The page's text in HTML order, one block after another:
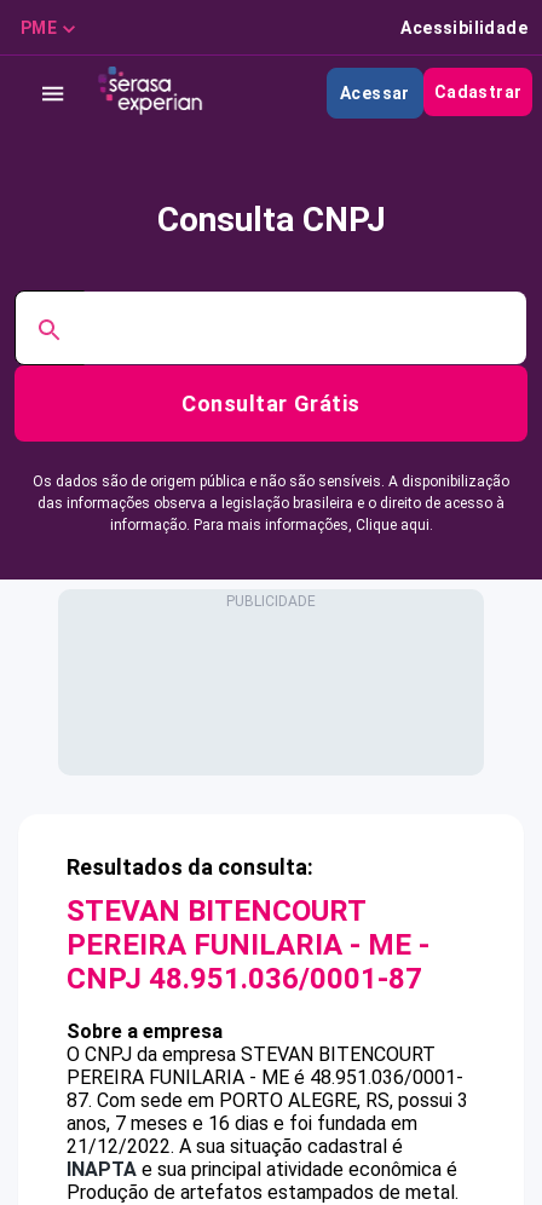
PME Acessibilidade
Acessar Cadastrar
Consulta CNPJ
Consultar Grátis
Os dados são de origem pública e não são sensíveis. A disponibilização
das informações observa a legislação brasileira e o direito de acesso à
informação. Para mais informações, Clique aqui.
Resultados da consulta:
STEVAN BITENCOURT
PEREIRA FUNILARIA - ME -
CNPJ 48.951.036/0001-87
Sobre a empresa
O CNPJ da empresa STEVAN BITENCOURT
PEREIRA FUNILARIA - ME é 48.951.036/0001-
87. Com sede em PORTO ALEGRE, RS, possui 3
anos, 7 meses e 16 dias e foi fundada em
21/12/2022. A sua situação cadastral é
INAPTA e sua principal atividade econômica é
Produção de artefatos estampados de metal.